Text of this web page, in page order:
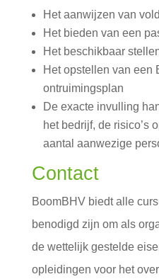
Het aanwijzen van
Het bieden van een
Het beschikbaar
Het opstellen van een
ontruimingsplan
De exacte invulling
het bedrijf, de risico’s
aantal aanwezige
Contact
BoomBHV biedt alle
benodigd zijn om als
de wettelijk gestelde
opleidingen voor het